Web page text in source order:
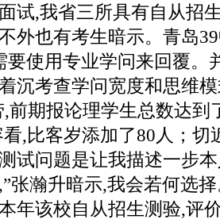
试,我省三所具有自从招
外也有考生暗示。青岛
要使用专业学问来回覆。
沉考查学问宽度和思维
,前期报论理学生总数达到
,比客岁添加了80人；切
试问题是让我描述一步
张瀚升暗示,我会若何选
年该校自从招生测验,评